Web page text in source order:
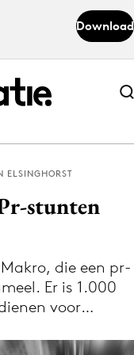
Download
Abonneer nu
Abonneer nu
de Adformatie
ELSINGHORST
stunten
die een pr-
Er is 1.000
voor…